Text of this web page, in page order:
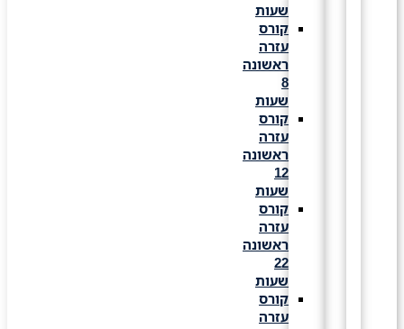
שעות
קורס
עזרה
ראשונה
שעות
קורס
עזרה
ראשונה
שעות
קורס
עזרה
ראשונה
שעות
קורס
עזרה